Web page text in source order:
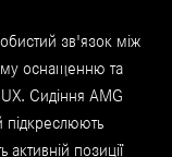
зв'язок між
оснащенню та
Сидіння AMG
підкреслюють
позиції